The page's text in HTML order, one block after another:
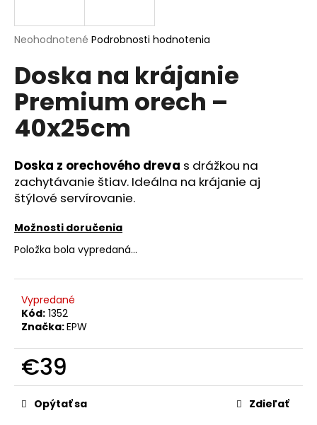
Priemerné
produktu
je
0,0
hviezdičiek.
Neohodnotené Podrobnosti hodnotenia
Doska na krájanie
Premium orech –
40x25cm
Doska z orechového dreva s drážkou na
zachytávanie štiav. Ideálna na krájanie aj
štýlové servírovanie.
Možnosti doručenia
Položka bola vypredaná…
Vypredané
Kód: 1352
Značka:EPW
€39
Jednotková
cena:Opýtať sa Zdieľať
j
ť
?
HĽADAŤ
O
d
p
ú
č
a
m
e
STOLOVÉ